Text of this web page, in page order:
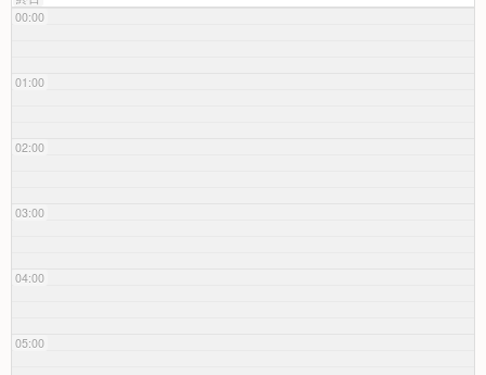
00:00
01:00
02:00
03:00
04:00
05:00